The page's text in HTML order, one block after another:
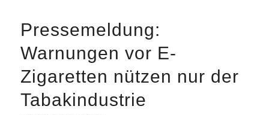
Pressemeldung:
Warnungen vor E-
Zigaretten nützen nur der
Tabakindustrie